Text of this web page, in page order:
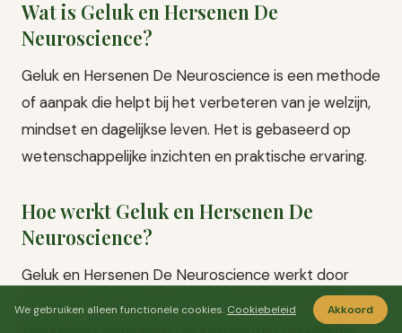
Wat is Geluk en Hersenen De
Neuroscience?
Geluk en Hersenen De Neuroscience is een methode
of aanpak die helpt bij het verbeteren van je welzijn,
mindset en dagelijkse leven. Het is gebaseerd op
wetenschappelijke inzichten en praktische ervaring.
Hoe werkt Geluk en Hersenen De
Neuroscience?
Geluk en Hersenen De Neuroscience werkt door
bewuste aandacht te besteden aan specifieke
technieken, oefeningen of gewoonten die positief
We gebruiken alleen functionele cookies. Cookiebeleid Akkoord